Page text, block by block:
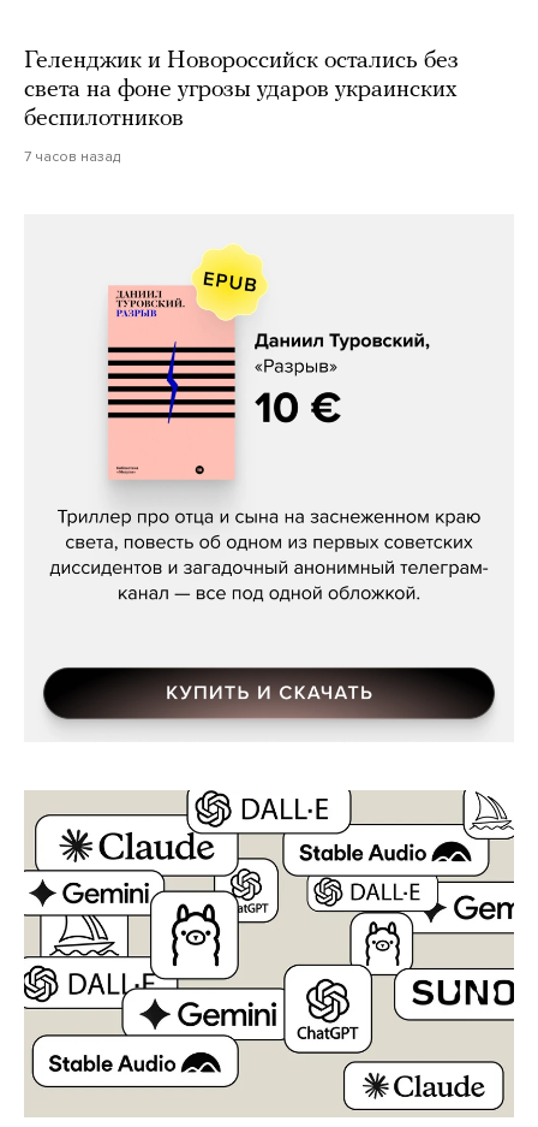
Геленджик и Новороссийск остались без
света на фоне угрозы ударов украинских
беспилотников
7 часов назад
Даниил Туровский, «Разрыв»